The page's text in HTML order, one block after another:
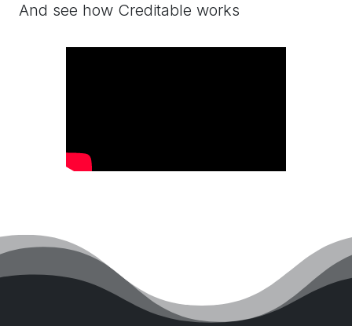
And see how Creditable works